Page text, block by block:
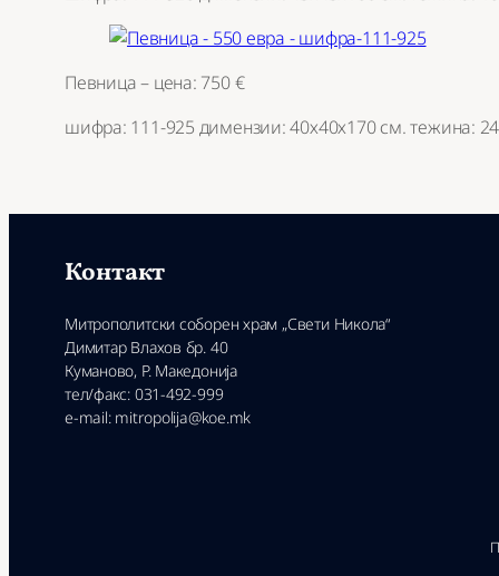
Певница – цена: 750 €
шифра: 111-925 димензии: 40х40х170 см. тежина: 24
Контакт
Митрополитски соборен храм „Свети Никола“
Димитар Влахов бр. 40
Куманово, Р. Македонија
тел/факс: 031-492-999
e-mail: mitropolija@koe.mk